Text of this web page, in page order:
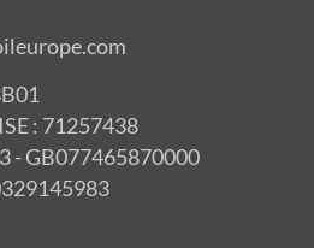
: 71257438
- GB077465870000